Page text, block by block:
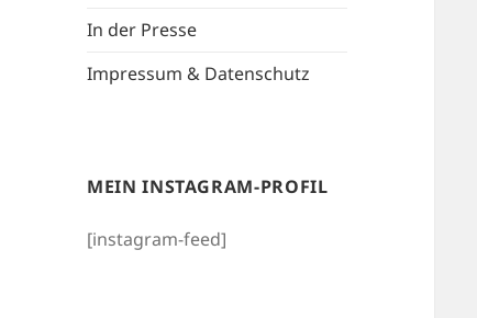
In der Presse
Impressum & Datenschutz
MEIN INSTAGRAM-PROFIL
[instagram-feed]